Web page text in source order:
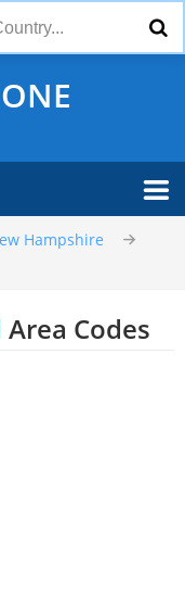
Hampshire
Area Codes